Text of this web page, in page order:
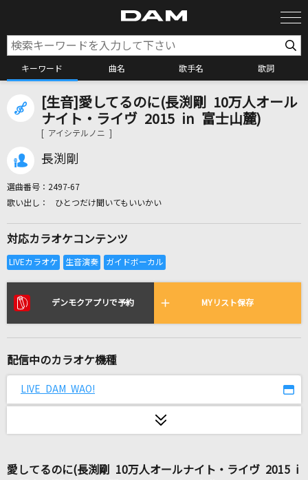
キーワード 曲名 歌手名 歌詞
カラオケ検索
カラオケリクエスト
リアルタイムで歌われている曲の一覧
君と約束した優しいあの場所まで
[生音]そういう好き
wacci
山口百恵
[生音]THE DAY
[生音]愛してるのに(長渕剛 10万人オール
ナイト・ライヴ 2015 in 富士山麓)
[ アイシテルノニ ]
長渕剛
選曲番号： 2497-67
ひとつだけ聞いてもいいかい
対応カラオケコンテンツ
デンモクアプリで予約 MYリスト保存
配信中のカラオケ機種
LIVE DAM WAO!
愛してるのに(長渕剛 10万人オールナイト・ライヴ 2015 i